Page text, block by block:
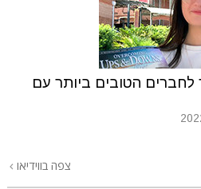
לחברים הטובים ביותר עם
צפה בווידיאו